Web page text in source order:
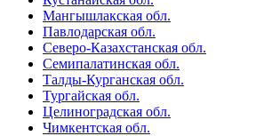
Мангышлакская обл.
Павлодарская обл.
Северо-Казахстанская обл.
Семипалатинская обл.
Талды-Курганская обл.
Тургайская обл.
Целиноградская обл.
Чимкентская обл.